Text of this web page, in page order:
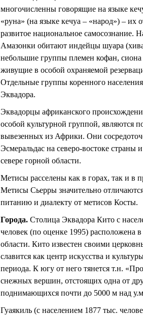
многочисленны говорящие на языке
«руна» (на языке кечуа – «народ») – их
развитое национальное самосознание.
Амазонки обитают индейцы шуара
небольшие группы племен кофан, сиона
живущие в особой охраняемой
Отдельные группы коренного
Эквадора.
Эквадорцы африканского
особой культурной группой, являются
вывезенных из Африки. Они
Эсмеральдас на северо-востоке страны
севере горной области.
Метисы расселены как в горах, так и в
Метисы Сьерры значительно
питанию и диалекту от метисов Косты.
Города. Столица Эквадора Кито с
человек (по оценке 1995) расположена
области. Кито известен своими
славится как центр искусства и
периода. К югу от него тянется т.н.
снежных вершин, отстоящих одна от
поднимающихся почти до 5000 м над
Гуаякиль (с населением 1877 тыс.